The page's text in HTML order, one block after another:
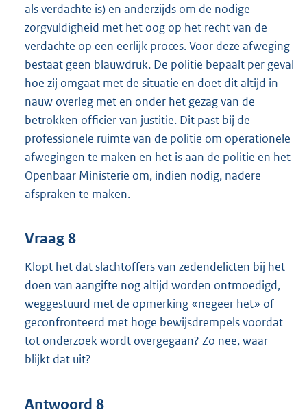
als verdachte is) en anderzijds om de nodige
zorgvuldigheid met het oog op het recht van de
verdachte op een eerlijk proces. Voor deze afweging
bestaat geen blauwdruk. De politie bepaalt per geval
hoe zij omgaat met de situatie en doet dit altijd in
nauw overleg met en onder het gezag van de
betrokken officier van justitie. Dit past bij de
professionele ruimte van de politie om operationele
afwegingen te maken en het is aan de politie en het
Openbaar Ministerie om, indien nodig, nadere
afspraken te maken.
Vraag 8
Klopt het dat slachtoffers van zedendelicten bij het
doen van aangifte nog altijd worden ontmoedigd,
weggestuurd met de opmerking «negeer het» of
geconfronteerd met hoge bewijsdrempels voordat
tot onderzoek wordt overgegaan? Zo nee, waar
blijkt dat uit?
Antwoord 8